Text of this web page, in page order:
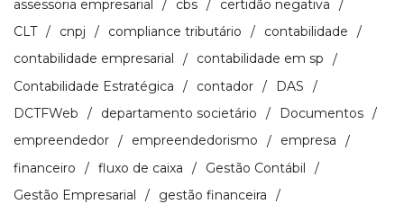
assessoria empresarial
cbs
certidão negativa
CLT
cnpj compliance tributário
contabilidade
contabilidade empresarial
contabilidade em sp
Contabilidade Estratégica
contador
DAS
DCTFWeb
departamento societário
Documentos
empreendedor
empreendedorismo
empresa
financeiro
fluxo de caixa
Gestão Contábil
Gestão Empresarial
gestão financeira